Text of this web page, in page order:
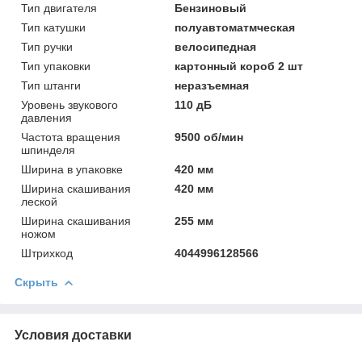
Тип двигателя
Бензиновый
Тип катушки
полуавтоматмческая
Тип ручки
велосипедная
Тип упаковки
картонный короб 2 шт
Тип штанги
неразъемная
Уровень звукового
давления
110 дБ
Частота вращения
шпинделя
9500 об/мин
Ширинa в упаковке
420 мм
Ширинa скашивания
леской
420 мм
Ширинa скашивания
ножом
255 мм
Штрихкод 4044996128566
Скрыть
Условия доставки